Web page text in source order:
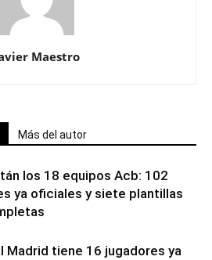
Maestro
Más del autor
los 18 equipos Acb: 102
ya oficiales y siete plantillas
Madrid tiene 16 jugadores ya